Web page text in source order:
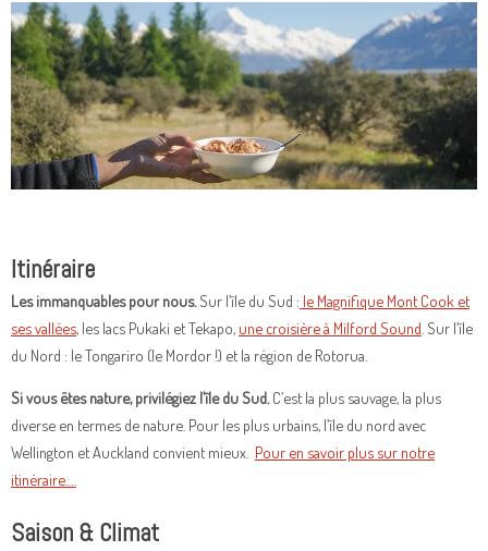
Itinéraire
Les immanquables pour nous.Sur l’île du Sud : le Magnifique Mont Cook et
ses vallées, les lacs Pukaki et Tekapo, une croisière à Milford Sound . Sur l’île
du Nord : le Tongariro (le Mordor !) et la région de Rotorua.
Si vous êtes nature, privilégiez l’île du Sud. C’est la plus sauvage, la plus
diverse en termes de nature. Pour les plus urbains, l’île du nord avec
Wellington et Auckland convient mieux. Pour en savoir plus sur notre
itinéraire….
Saison & Climat